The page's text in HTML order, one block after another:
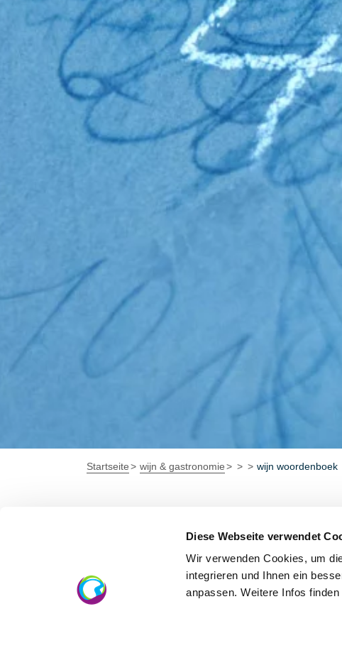
Diese Webseite verwendet
Wir verwenden Cookies, um
integrieren und Ihnen ein
anpassen. Weitere Infos
Startseite wijn & gastronomie wijn woordenboek
Alcoholgehalte
Het natuurlijke alcoholgehalte van een wijn is
uitdrukking van de rijpheid van de druiven. Een
verhoogd. Het bestaande alcoholgehalte